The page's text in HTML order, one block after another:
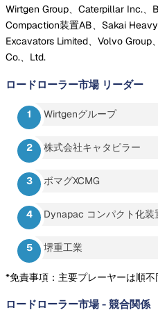
Wirtgen Group、Caterpillar Inc.、
Compaction装置AB、Sakai
Excavators Limited、Volvo
Co.、Ltd.
ロードローラー市場 リーダー
Wirtgenグループ
株式会社キャタピラー
ボマグXCMG
Dynapac コンパクト化装
堺重工業
*免責事項：主要プレーヤーは順不
ロードローラー市場- 競合関係